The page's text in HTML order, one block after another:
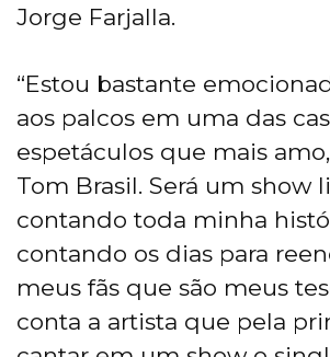
Jorge Farjalla.
“Estou bastante
aos palcos em uma das
espetáculos que mais
Tom Brasil. Será um show
contando toda minha
contando os dias para
meus fãs que são meus
conta a artista que pela